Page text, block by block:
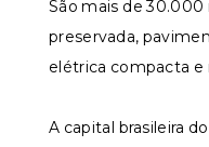
São mais de 30.000
preservada,
elétrica compacta e
A capital brasileira